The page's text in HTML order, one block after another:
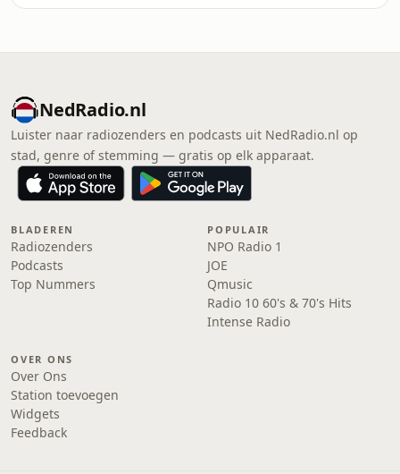
NedRadio.nl
Luister naar radiozenders en podcasts uit NedRadio.nl op
stad, genre of stemming — gratis op elk apparaat.
BLADEREN
Radiozenders
Podcasts
Top Nummers
POPULAIR
NPO Radio 1
JOE
Qmusic
Radio 10 60's & 70's Hits
Intense Radio
OVER ONS
Over Ons
Station toevoegen
Widgets
Feedback